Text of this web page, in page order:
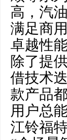
高，汽
满足商
卓越性
除了提
借技术
款产品
用户总
江铃福